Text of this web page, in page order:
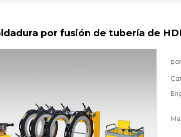
por fusión de tubería de